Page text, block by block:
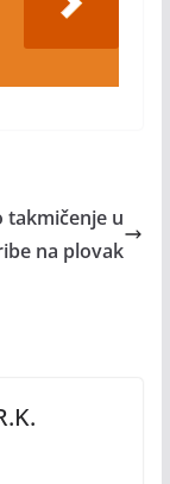
takmičenje u
na plovak